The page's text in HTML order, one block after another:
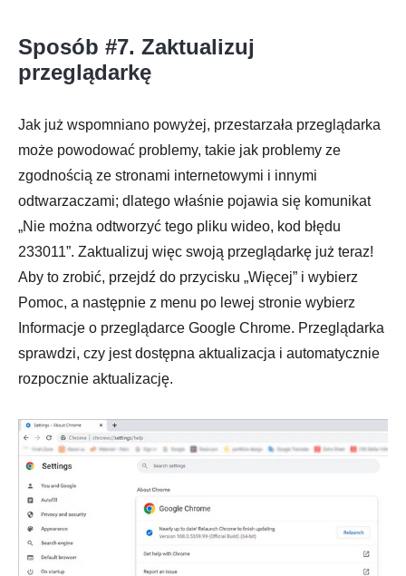
Sposób #7. Zaktualizuj
przeglądarkę
Jak już wspomniano powyżej, przestarzała przeglądarka
może powodować problemy, takie jak problemy ze
zgodnością ze stronami internetowymi i innymi
odtwarzaczami; dlatego właśnie pojawia się komunikat
„Nie można odtworzyć tego pliku wideo, kod błędu
233011”. Zaktualizuj więc swoją przeglądarkę już teraz!
Aby to zrobić, przejdź do przycisku „Więcej” i wybierz
Pomoc, a następnie z menu po lewej stronie wybierz
Informacje o przeglądarce Google Chrome. Przeglądarka
sprawdzi, czy jest dostępna aktualizacja i automatycznie
rozpocznie aktualizację.